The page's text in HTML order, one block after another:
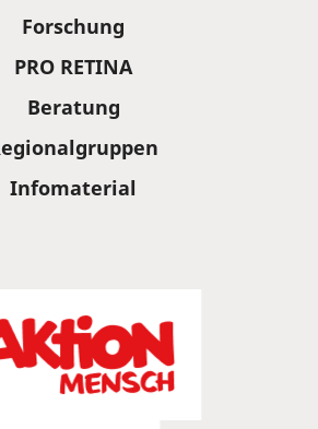
Forschung
PRO RETINA
Beratung
Infomaterial